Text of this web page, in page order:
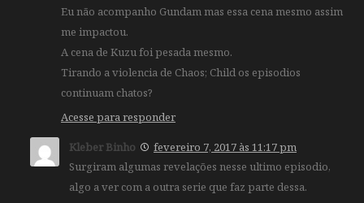
Eu não acompanho Gundam mas essa cena mesmo assim
me impactou.
A cena de Kuzu foi pesada mesmo.
Tirando a violencia de Chaos; Child os episodios
continuam chatos?
Acesse para responder
Kleber Binho
fevereiro 7, 2017 às 11:17 pm
Surgiram algumas revelações nesse ultimo episodio,
algo a ver com a outra serie que faz parte dessa.